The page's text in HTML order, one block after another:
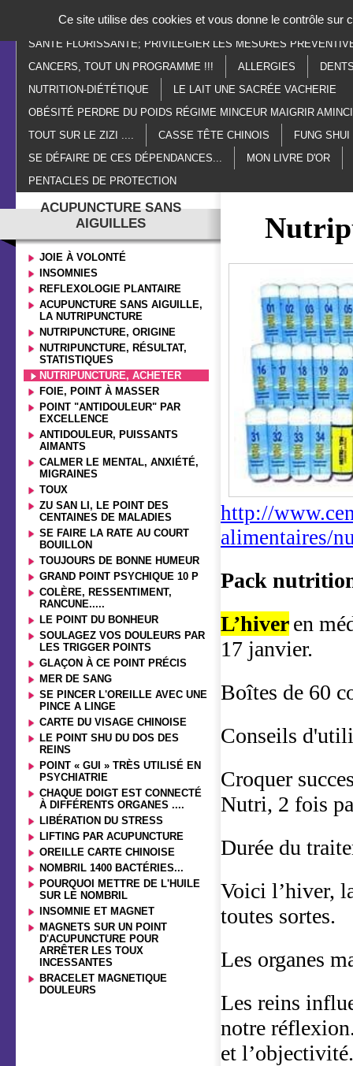
ACCUEIL PARANORMAL ESOTÉRISME
SANTÉ FLORISSANTE; PRIVILÉGIER LES MESURES
CANCERS, TOUT UN PROGRAMME !!!
ALLERGIES
NUTRITION-DIÉTÉTIQUE
LE LAIT UNE SACRÉE VACHERIE
OBÉSITÉ PERDRE DU POIDS RÉGIME MINCEUR MAIGRIR
TOUT SUR LE ZIZI ....
CASSE TÊTE CHINOIS
FUNG SHUI
SE DÉFAIRE DE CES DÉPENDANCES...
MON LIVRE D'OR
PENTACLES DE PROTECTION
ACUPUNCTURE SANS
AIGUILLES
JOIE À VOLONTÉ
INSOMNIES
REFLEXOLOGIE PLANTAIRE
ACUPUNCTURE SANS AIGUILLE,
LA NUTRIPUNCTURE
NUTRIPUNCTURE, ORIGINE
NUTRIPUNCTURE, RÉSULTAT,
STATISTIQUES
NUTRIPUNCTURE, ACHETER
FOIE, POINT À MASSER
POINT "ANTIDOULEUR" PAR
EXCELLENCE
ANTIDOULEUR, PUISSANTS
AIMANTS
CALMER LE MENTAL, ANXIÉTÉ,
MIGRAINES
TOUX
ZU SAN LI, LE POINT DES
CENTAINES DE MALADIES
SE FAIRE LA RATE AU COURT
BOUILLON
TOUJOURS DE BONNE HUMEUR
GRAND POINT PSYCHIQUE 10 P
COLÈRE, RESSENTIMENT,
RANCUNE.....
LE POINT DU BONHEUR
SOULAGEZ VOS DOULEURS PAR
LES TRIGGER POINTS
GLAÇON À CE POINT PRÉCIS
MER DE SANG
SE PINCER L'OREILLE AVEC UNE
PINCE A LINGE
CARTE DU VISAGE CHINOISE
LE POINT SHU DU DOS DES
REINS
POINT « GUI » TRÈS UTILISÉ EN
PSYCHIATRIE
CHAQUE DOIGT EST CONNECTÉ
À DIFFÉRENTS ORGANES ....
LIBÉRATION DU STRESS
LIFTING PAR ACUPUNCTURE
OREILLE CARTE CHINOISE
NOMBRIL 1400 BACTÉRIES...
POURQUOI METTRE DE L'HUILE
SUR LE NOMBRIL
INSOMNIE ET MAGNET
MAGNETS SUR UN POINT
D'ACUPUNCTURE POUR
ARRÊTER LES TOUX
INCESSANTES
BRACELET MAGNETIQUE
DOULEURS
http://
alimentaires/
Pack
L’hiveren
17 janvier.
Boîtes de 60
Conseils
Croquer
Nutri, 2 fois
Durée du
Voici l’hiver,
toutes sortes.
Les organes
Les reins
notre
et l’objectivité.
Ce site utilise des cookies et vous donne le contrôle sur